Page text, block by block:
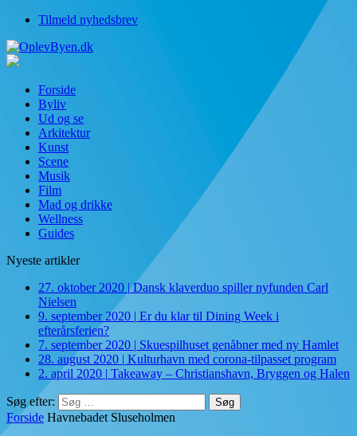
Tilmeld nyhedsbrev
Forside
Byliv
Ud og se
Arkitektur
Kunst
Scene
Musik
Film
Mad og drikke
Wellness
Guides
Nyeste artikler
27. oktober 2020 | Dansk klaverduo spiller nyfunden Carl
Nielsen
9. september 2020 | Er du klar til Dining Week i
efterårsferien?
7. september 2020 | Skuespilhuset genåbner med ny Hamlet
28. august 2020 | Kulturhavn med corona-tilpasset program
2. april 2020 | Takeaway – Christianshavn, Bryggen og Halen
Søg efter:
Forside Havnebadet Sluseholmen